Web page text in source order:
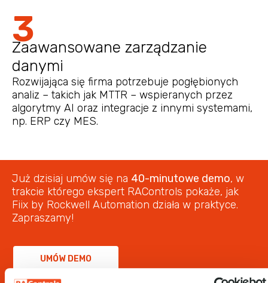
3
Zaawansowane zarządzanie
danymi
Rozwijająca się firma potrzebuje pogłębionych
analiz – takich jak MTTR – wspieranych przez
algorytmy AI oraz integracje z innymi systemami,
np. ERP czy MES.
Już dzisiaj umów się na 40-minutowe demo, w
trakcie którego ekspert RAControls pokaże, jak
Fiix by Rockwell Automation działa w praktyce.
Zapraszamy!
UMÓW DEMO